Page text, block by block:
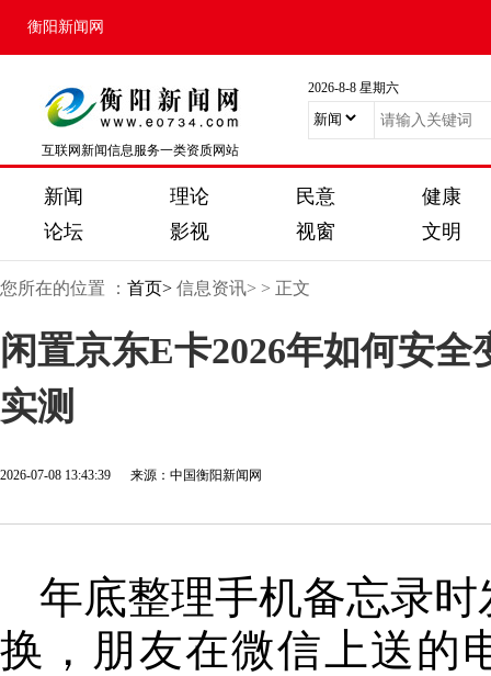
衡阳新闻网
互联网新闻信息服务一类资质网站
2026-8-8 星期六
新闻 理论 民意
健康
论坛
影视 视窗 文明
您所在的位置 ： 首页> 信息资讯> > 正文
闲置京东E卡2026年如何安
实测
2026-07-08 13:43:39 来源：中国衡阳新闻网
年底整理手机备忘录
换，朋友在微信上送的